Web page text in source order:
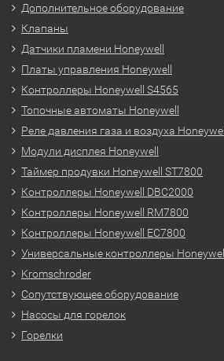
Дополнительное оборудование
Клапаны
Датчики пламени Honeywell
Платы управления Honeywell
Контроллеры Honeywell S4565
Топочные автоматы Honeywell
Реле давления газа и воздуха Honeywell
Модули дисплея Honeywell
Таймер продувки Honeywell ST7800
Контроллеры Honeywell DBC2000
Контроллеры Honeywell RM7800
Контроллеры Honeywell EC7800
Универсальные контроллеры Honeywell
Kromschroder
Сопутствующее оборудование
Насосы для горелок
Горелки